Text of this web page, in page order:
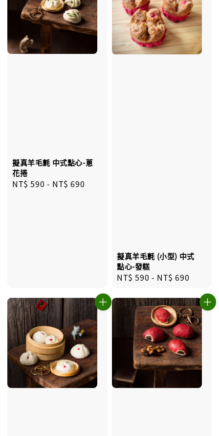
擬真羊毛氈 中式點心-蔥
花捲
Regular
NT$ 590 - NT$ 690
擬真羊毛氈 (小型) 中式
點心-發糕
Regular
NT$ 590 - NT$ 690